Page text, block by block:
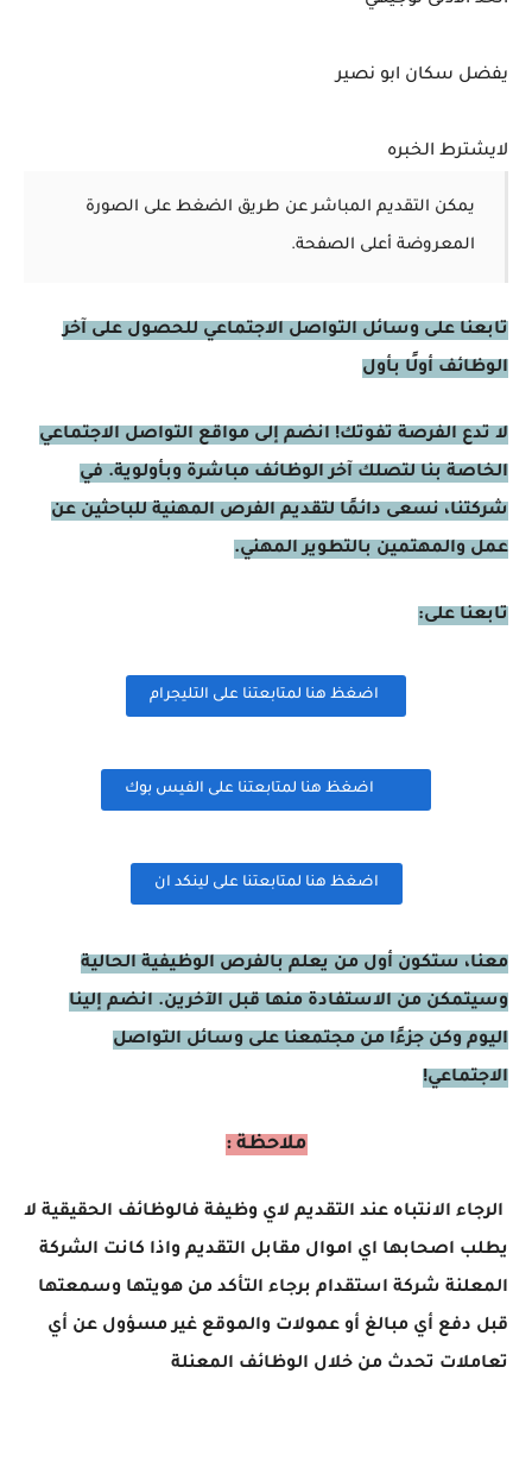
يفضل سكان ابو نصير
لايشترط الخبره
يمكن التقديم المباشر عن طريق الضغط على الصورة
المعروضة أعلى الصفحة.
تابعنا على وسائل التواصل الاجتماعي للحصول على آخر
الوظائف أولًا بأول
لا تدع الفرصة تفوتك! انضم إلى مواقع التواصل الاجتماعي
الخاصة بنا لتصلك آخر الوظائف مباشرة وبأولوية. في
شركتنا، نسعى دائمًا لتقديم الفرص المهنية للباحثين عن
عمل والمهتمين بالتطوير المهني.
تابعنا على:
اضغظ هنا لمتابعتنا على التليجرام
اضغظ هنا لمتابعتنا على الفيس بوك
اضغظ هنا لمتابعتنا على لينكد ان
معنا، ستكون أول من يعلم بالفرص الوظيفية الحالية
وسيتمكن من الاستفادة منها قبل الآخرين. انضم إلينا
اليوم وكن جزءًا من مجتمعنا على وسائل التواصل
الاجتماعي!
ملاحظة :
الرجاء الانتباه عند التقديم لاي وظيفة فالوظائف الحقيقية لا
يطلب اصحابها اي اموال مقابل التقديم واذا كانت الشركة
المعلنة شركة استقدام برجاء التأكد من هويتها وسمعتها
قبل دفع أي مبالغ أو عمولات والموقع غير مسؤول عن أي
تعاملات تحدث من خلال الوظائف المعنلة